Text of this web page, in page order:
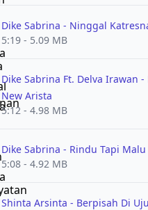
Dike Sabrina - Ninggal
5:19 - 5.09 MB
Dike Sabrina Ft. Delva Irawan -
New Arista
5:12 - 4.98 MB
Dike Sabrina - Rindu Tapi Malu
5:08 - 4.92 MB
Shinta Arsinta - Berpisah Di